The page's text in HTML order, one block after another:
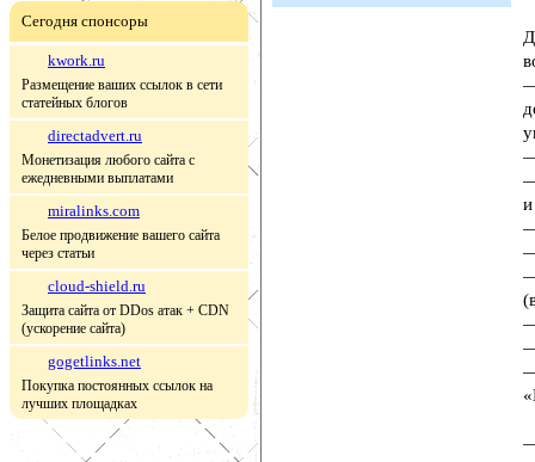
Сегодня спонсоры
kwork.ru
Размещение ваших ссылок в сети
статейных блогов
directadvert.ru
Монетизация любого сайта с
ежедневными выплатами
miralinks.com
Белое продвижение вашего сайта
через статьи
cloud-shield.ru
Защита сайта от DDos атак + CDN
(ускорение сайта)
gogetlinks.net
Покупка постоянных ссылок на
лучших площадках